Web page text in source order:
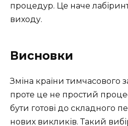
процедур. Це наче
виходу.
Висновки
Зміна країни тимчасового
проте це не простий
бути готові до складного
нових викликів. Такий